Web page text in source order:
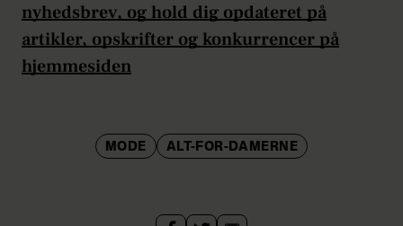
nyhedsbrev, og hold dig opdateret på
artikler, opskrifter og konkurrencer på
hjemmesiden
MODE ALT-FOR-DAMERNE